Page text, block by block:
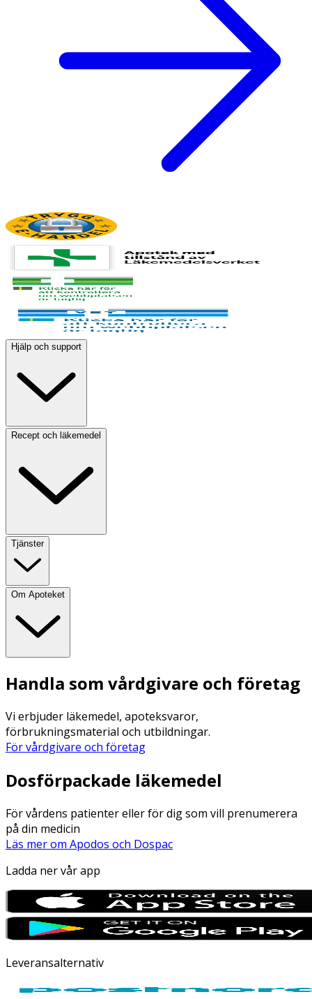
Hjälp och support
Recept och läkemedel
Tjänster
Om Apoteket
Handla som vårdgivare och företag
Vi erbjuder läkemedel, apoteksvaror,
förbrukningsmaterial och utbildningar.
För vårdgivare och företag
Dosförpackade läkemedel
För vårdens patienter eller för dig som vill prenumerera
på din medicin
Läs mer om Apodos och Dospac
Ladda ner vår app
Leveransalternativ